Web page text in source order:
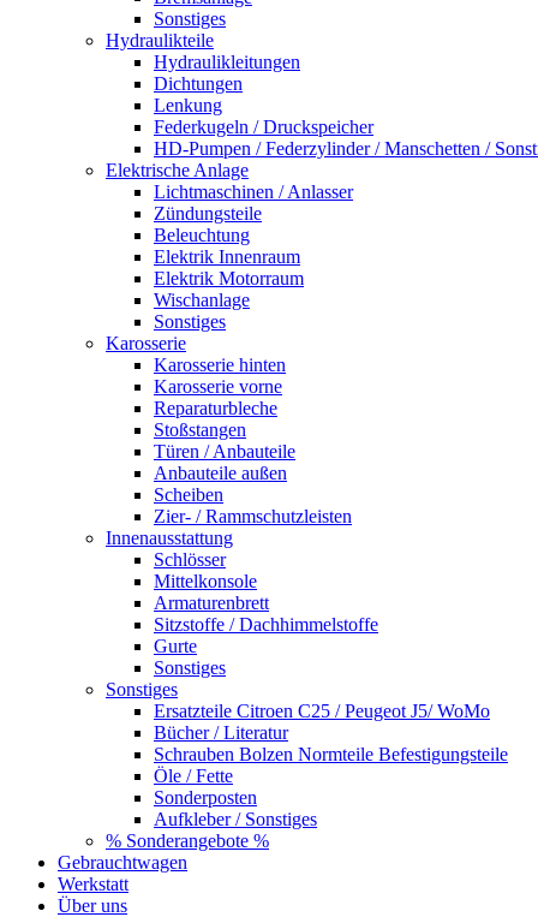
Sonstiges
Hydraulikteile
Hydraulikleitungen
Dichtungen
Lenkung
Federkugeln / Druckspeicher
HD-Pumpen / Federzylinder / Manschetten /
Elektrische Anlage
Lichtmaschinen / Anlasser
Zündungsteile
Beleuchtung
Elektrik Innenraum
Elektrik Motorraum
Wischanlage
Sonstiges
Karosserie
Karosserie hinten
Karosserie vorne
Reparaturbleche
Stoßstangen
Türen / Anbauteile
Anbauteile außen
Scheiben
Zier- / Rammschutzleisten
Innenausstattung
Schlösser
Mittelkonsole
Armaturenbrett
Sitzstoffe / Dachhimmelstoffe
Gurte
Sonstiges
Sonstiges
Ersatzteile Citroen C25 / Peugeot J5/ WoMo
Bücher / Literatur
Schrauben Bolzen Normteile Befestigungsteile
Öle / Fette
Sonderposten
Aufkleber / Sonstiges
% Sonderangebote %
Gebrauchtwagen
Werkstatt
Über uns